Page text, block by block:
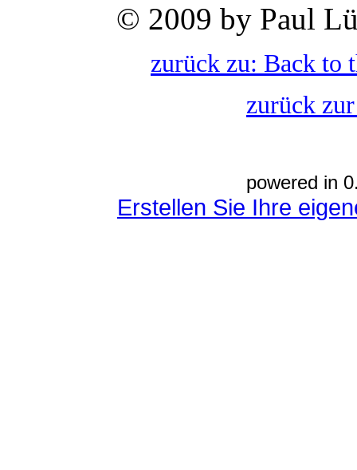
© 2009 by Paul
zurück zu: Back to
zurück
powered in
Erstellen Sie Ihre